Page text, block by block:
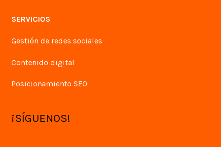
SERVICIOS
Gestión de redes sociales
Contenido digital
Posicionamiento SEO
¡SÍGUENOS!